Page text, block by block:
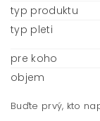
typ produktu
typ pleti
pre koho
objem
Buďte prvý, kto